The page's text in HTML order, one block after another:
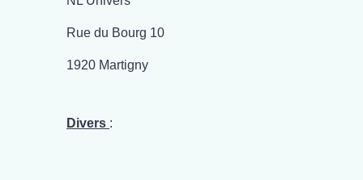
Rue du Bourg 10
1920 Martigny
Divers :